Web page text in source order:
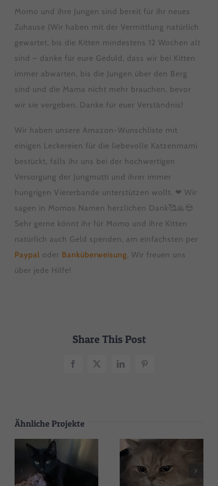
Momo und ihre Jungen sind bereit für ihr neues
Zuhause (Wir haben mit der Vermittlung natürlich
gewartet, bis die Kitten mindestens 12 Wochen alt
sind – danke für eure Geduld, dass wir bei Kitten
immer abwarten, bis die Jungen über den Berg
sind und die Mama nicht mehr brauchen, bevor
wir sie vergeben. Danke für euer Verständnis!
Wir haben unsere Amazon-Wunschliste mit
einigen Leckereien für die liebevolle Katzenmami
bestückt, falls ihr uns bei der hochwertigen
Versorgung der Jungmutti und ihrer immer
hungrigen Viererbande unterstützen wollt. ❤ Wir
sagen in Momos Namen herzlichen Dank🥰🙏😍
Sehr gerne könnt ihr für Momo und ihre Kitten
natürlich auch Geld spenden, am einfachsten per
Paypal oder Banküberweisung. Wir freuen uns
über jede Hilfe!
Share This Post
Facebook
X LinkedInPinterest
Ähnliche Projekte
Matheo Shiva
Cookie-Informationen anzeigen
Statistiken (1)
Statistik Cookies erfassen Informationen anonym. Diese
Informationen helfen uns zu verstehen, wie unsere Besucher
Cookie-Informationen anzeigen
Datenschutzerklärung Impressum